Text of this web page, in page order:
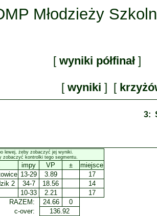
Młodzieży
[ wyniki półfinał ]
[wyniki ] [
3:
lewej, żeby zobaczyć jej wyniki.
zobaczyć kontrolki tego segmentu.
impy VP ±
miejsce
13-29 3.89
17
2 34-7 18.56
14
10-33 2.21
17
RAZEM:
24.66
0
c-over:
136.92